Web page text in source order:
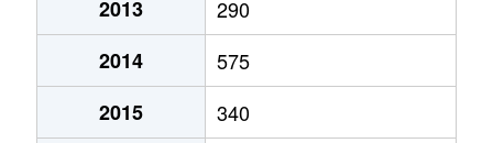
2013
290
2014
575
2015
340